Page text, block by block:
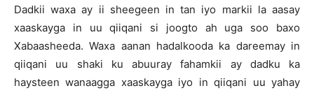
Dadkii waxa ay ii sheegeen in tan iyo markii la aasay
xaaskayga in uu qiiqani si joogto ah uga soo baxo
Xabaasheeda. Waxa aanan hadalkooda ka dareemay in
qiiqani uu shaki ku abuuray fahamkii ay dadku ka
haysteen wanaagga xaaskayga iyo in qiiqani uu yahay